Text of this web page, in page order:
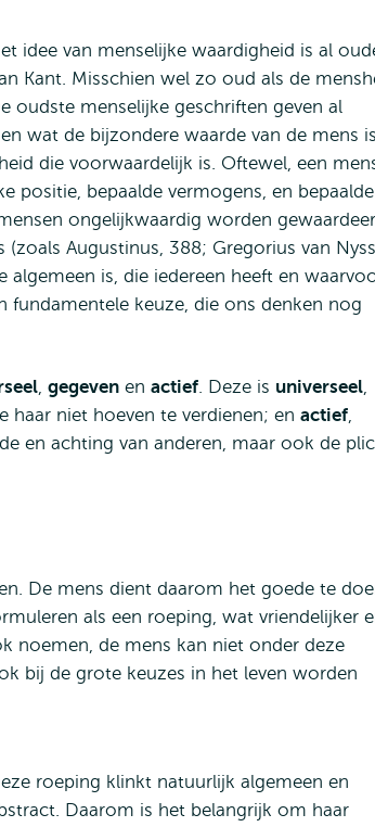
idee van menselijke waardigheid is al
Kant. Misschien wel zo oud als de
oudste menselijke geschriften geven al
wat de bijzondere waarde van de mens
die voorwaardelijk is. Oftewel, een
positie, bepaalde vermogens, en bepaalde
ongelijkwaardig worden
Augustinus, 388; Gregorius van
is, die iedereen heeft en
fundamentele keuze, die ons denken nog
, gegeven en actief. Deze is universeel,
haar niet hoeven te verdienen; en actief,
en achting van anderen, maar ook de
De mens dient daarom het goede te
als een roeping, wat vriendelijker
noemen, de mens kan niet onder deze
bij de grote keuzes in het leven worden
roeping klinkt natuurlijk algemeen en
Daarom is het belangrijk om haar